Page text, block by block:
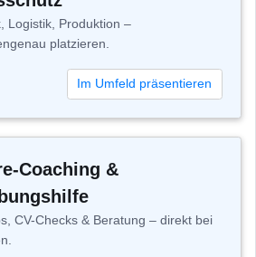
Logistik, Produktion –
platzieren.
Im Umfeld präsentieren
Coaching &
CV-Checks & Beratung – direkt bei